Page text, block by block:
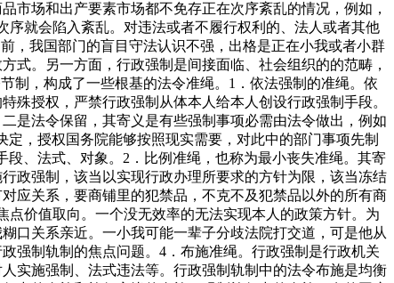
市场和出产要素市场都不免存正在次序紊乱的情况，例如，
序就会陷入紊乱。对违法或者不履行权利的、法人或者其他
，我国部门的盲目守法认识不强，出格是正在小我或者小群
式。另一方面，行政强制是间接面临、社会组织的的范畴，
制，构成了一些根基的法令准绳。1．依法强制的准绳。依
殊授权，严禁行政强制从体本人给本人创设行政强制手段。
是法令保留，其寄义是有些强制事项必需由法令做出，例如
，授权国务院能够按照现实需要，对此中的部门事项先制
、法式、对象。2．比例准绳，也称为最小丧失准绳。其寄
政强制，该当以实现行政办理所要求的方针为限，该当冻结
应关系，要商铺里的犯禁品，不克不及犯禁品以外的所有商
价值取向。一个没无效率的无法实现本人的政策方针。为
口关系亲近。一小我可能一辈子分歧法院打交道，可是他从
强制轨制的焦点问题。4．布施准绳。行政强制是行政机关
实施强制、法式违法等。行政强制轨制中的法令布施是均衡